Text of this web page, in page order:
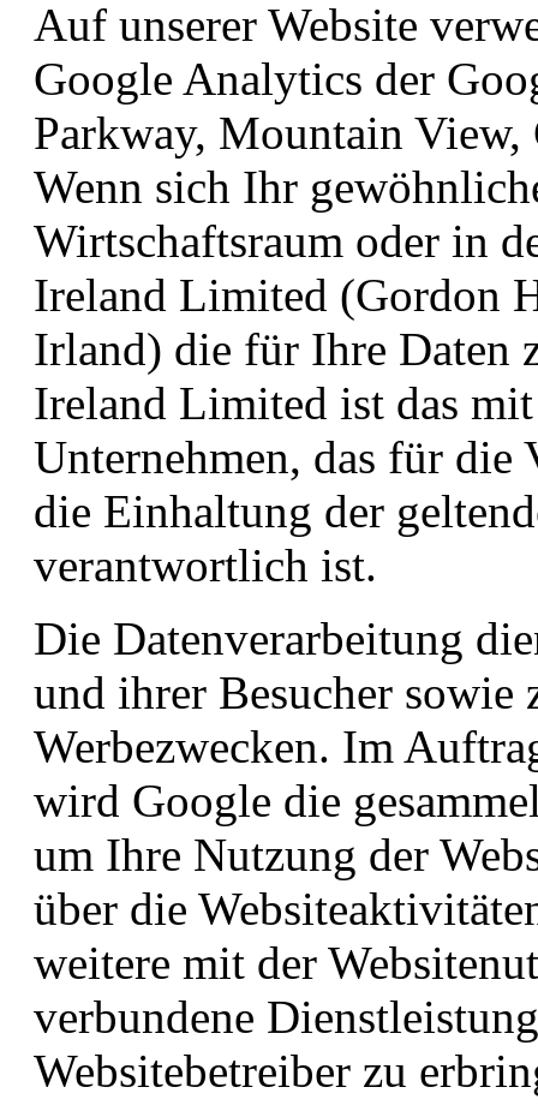
Auf unserer Website
Google Analytics der
Parkway, Mountain
Wenn sich Ihr
Wirtschaftsraum oder in
Ireland Limited (Gordon
Irland) die für Ihre Daten
Ireland Limited ist das
Unternehmen, das für die
die Einhaltung der
verantwortlich ist.
Die Datenverarbeitung
und ihrer Besucher
Werbezwecken. Im
wird Google die
um Ihre Nutzung der
über die
weitere mit der
verbundene
Websitebetreiber zu